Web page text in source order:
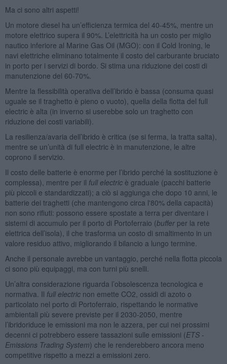
Ma ci sono altri aspetti!
Un motore diesel ha un’efficienza termica del 40-45%, mentre un
motore elettrico supera il 90%. L’elettricità ha un costo per miglio
nautico inferiore al Marine Gas Oil (MGO): con il Cold Ironing, le
navi elettriche eliminano totalmente il costo del carburante bruciato
in porto per i servizi di bordo. Si stima una riduzione dei costi di
manutenzione del 60-70%.
Mentre la flessibilità operativa dell’ibrido è bassa (consuma quasi
uguale se il traghetto è pieno o vuoto), quella della flotta del full
electric è alta (in inverno si userebbe solo un traghetto con
riduzione dei costi variabili).
La resilienza/avaria dell’ibrido è critica (se si ferma, la tratta salta),
mentre se un’unità di full electric è in manutenzione, le altre
coprono il servizio.
Il costo delle batterie è enorme per l’ibrido perché la sostituzione è
complessa), mentre per il full electricè graduale (pacchi batterie
più piccoli e standardizzati); a ciò si aggiunga che dopo 10 anni, le
batterie dei traghetti (che mantengono circa l'80% della capacità)
non sono rifiuti: possono essere spostate a terra per diventare i
sistemi di accumulo per il porto di Portoferraio (bufferper la rete
elettrica dell’isola), il che trasforma un costo di smaltimento in un
valore residuo attivo, migliorando il bilancio a lungo termine.
Anche il personale avrebbe un vantaggio, perché nella flotta piccola
ci sono più equipaggi, ma con turni più snelli.
Un’altra considerazione riguarda l’obsolescenza tecnologica e
normativa. Il full electric non emette CO2, ossidi di azoto o
particolato nel porto di Portoferraio, rispettando le normative
ambientali più severe previste per il 2030-2050, mentre
l’ibridoriduce le emissioni ma non le azzera, per cui nei prossimi
decenni ci potrebbero essere tassazioni sulle emissioni (ETS -
Emissions Trading System) che le renderebbero ancora meno
competitive rispetto a mezzi a emissioni zero.